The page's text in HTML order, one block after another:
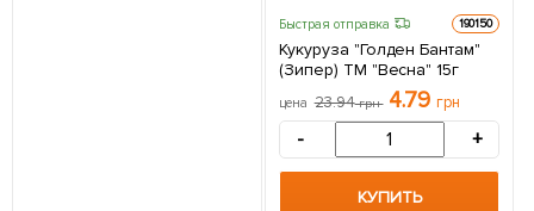
Быстрая отправка 190150
Кукуруза "Голден Бантам"
(Зипер) ТМ "Весна" 15г
цена 23.94грн 4.79 грн
- +
КУПИТЬ